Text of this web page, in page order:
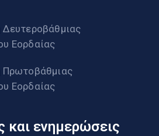
Δευτεροβάθμιας
Εορδαίας
Πρωτοβάθμιας
Εορδαίας
και ενημερώσεις